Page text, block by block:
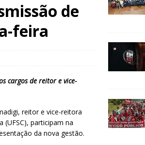
de
feira
cargos de reitor e vice-
reitor e vice-reitora
(UFSC), participam na
da nova gestão.